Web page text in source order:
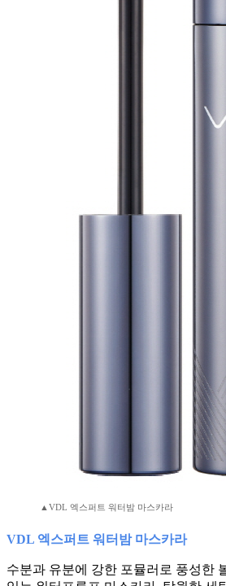
▲VDL 엑스퍼트 워터밤 마스카라
VDL 엑스퍼트 워터밤 마스카라
수분과 유분에 강한 포뮬러로 풍성한